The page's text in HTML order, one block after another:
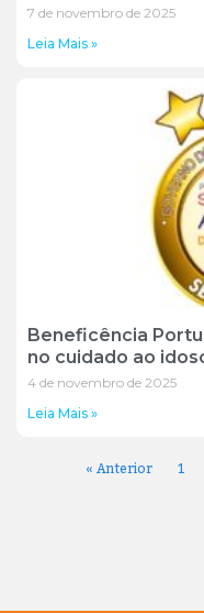
7 de novembro de 2025
Leia Mais »
Beneficência
no cuidado ao
4 de novembro de 2025
Leia Mais »
« Anterior 1